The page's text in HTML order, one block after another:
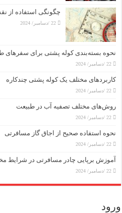
چگونگی استفاده از
22 /دسامبر/ 2024
نحوه بسته‌بندی کوله پشتی برای سفرهای
22 /دسامبر/ 2024
کاربردهای مختلف یک کوله پشتی چندکاره
22 /دسامبر/ 2024
روش‌های مختلف تصفیه آب در طبیعت
22 /دسامبر/ 2024
نحوه استفاده صحیح از اجاق گاز مسافرتی
22 /دسامبر/ 2024
آموزش برپایی چادر مسافرتی در شرایط
22 /دسامبر/ 2024
ورود